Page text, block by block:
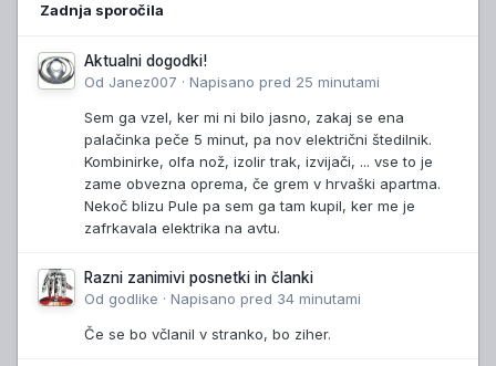
Zadnja sporočila
Aktualni dogodki!
Od Janez007 · Napisano pred 25 minutami
Sem ga vzel, ker mi ni bilo jasno, zakaj se ena
palačinka peče 5 minut, pa nov električni štedilnik.
Kombinirke, olfa nož, izolir trak, izvijači, ... vse to je
zame obvezna oprema, če grem v hrvaški apartma.
Nekoč blizu Pule pa sem ga tam kupil, ker me je
zafrkavala elektrika na avtu.
Razni zanimivi posnetki in članki
Od godlike · Napisano pred 34 minutami
Če se bo včlanil v stranko, bo ziher.